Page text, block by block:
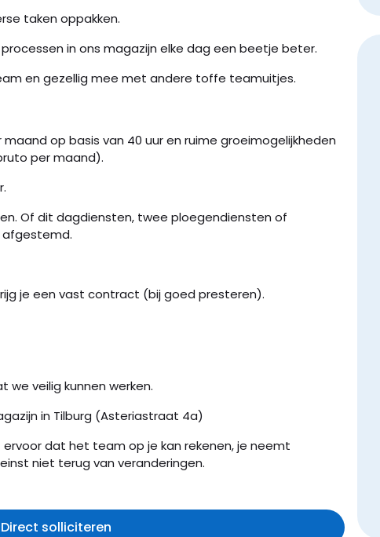
taken oppakken.
in ons magazijn elke dag een beetje beter.
en gezellig mee met andere toffe teamuitjes.
op basis van 40 uur en ruime groeimogelijkheden
per maand).
Of dit dagdiensten, twee ploegendiensten of
afgestemd.
je een vast contract (bij goed presteren).
we veilig kunnen werken.
in Tilburg (Asteriastraat 4a)
dat het team op je kan rekenen, je neemt
niet terug van veranderingen.
Direct solliciteren